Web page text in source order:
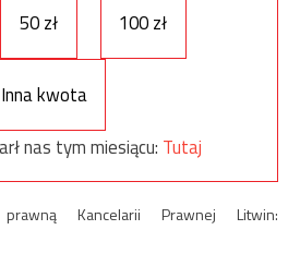
50 zł 100 zł
Inna kwota
nas tym miesiącu: Tutaj
Kancelarii Prawnej Litwin: